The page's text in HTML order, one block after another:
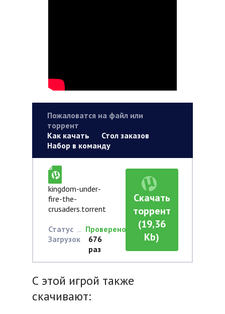
Пожаловатся на файл или
торрент
Как качать
Стол заказов
Набор в команду
kingdom-under-
fire-the-
crusaders.torrent
Статус
Проверено
Загрузок
676
раз
Скачать
торрент
(19,36
Kb)
С этой игрой также
скачивают: